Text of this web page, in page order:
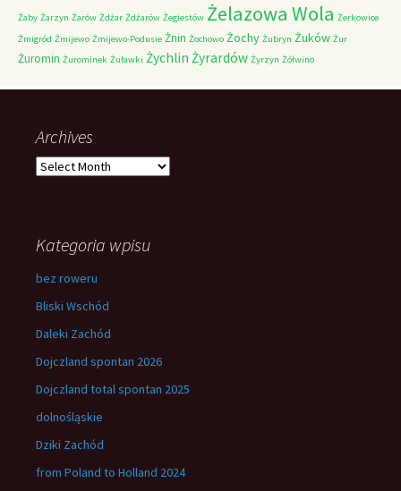
Żaby Żarzyn Żarów Żdżar Żdżarów Żegiestów Żelazowa Wola Żerkowice
Żmigród Żmijewo Żmijewo-Podusie Żnin Żochowo Żochy Żubryn Żuków Żur
Żuromin Żurominek Żuławki Żychlin Żyrardów Żyrzyn Żółwino
Archives
Archives
Kategoria wpisu
bez roweru
Bliski Wschód
Daleki Zachód
Dojczland spontan 2026
Dojczland total spontan 2025
dolnośląskie
Dziki Zachód
from Poland to Holland 2024